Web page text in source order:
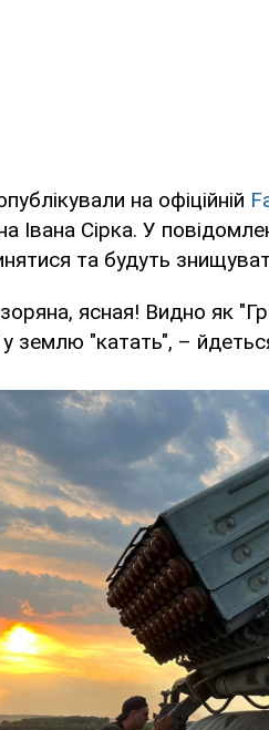
на офіційній
Івана Сірка. У
та будуть
зоряна, ясная! Видно як
землю "катать", –